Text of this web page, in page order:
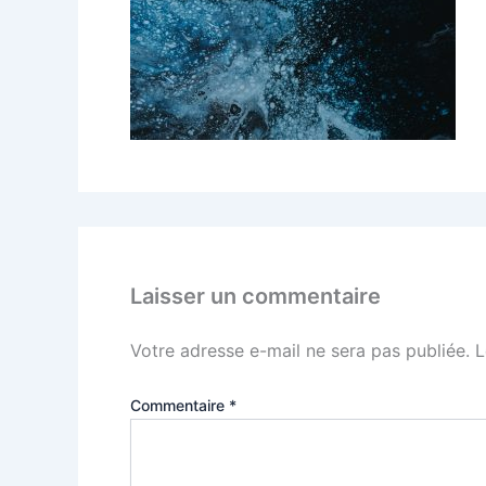
Laisser un commentaire
Votre adresse e-mail ne sera pas publiée.
Commentaire *